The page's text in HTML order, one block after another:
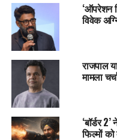
‘ऑपरेशन
विवेक
राजपाल
मामला
‘बॉर्डर
फिल्मों